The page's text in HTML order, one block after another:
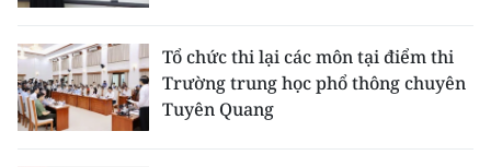
Tổ chức thi lại các môn tại điểm thi
Trường trung học phổ thông chuyên
Tuyên Quang